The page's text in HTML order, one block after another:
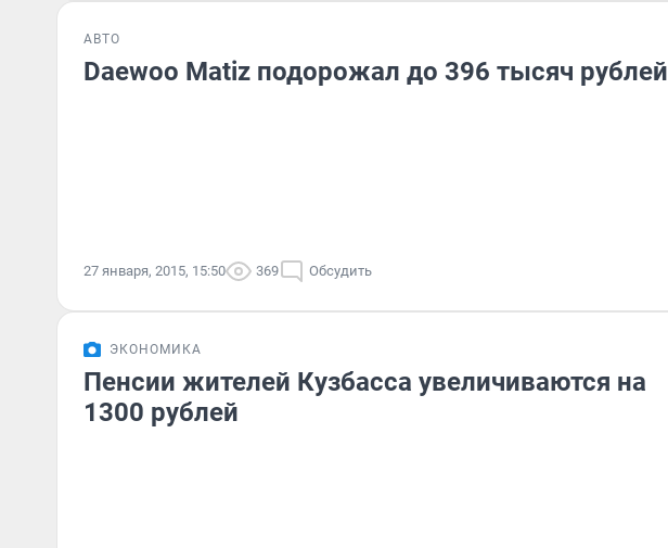
АВТО
Daewoo Matiz подорожал до 396 тысяч рублей
27 января, 2015, 15:50 369 Обсудить
ЭКОНОМИКА
Пенсии жителей Кузбасса увеличиваются на
1300 рублей